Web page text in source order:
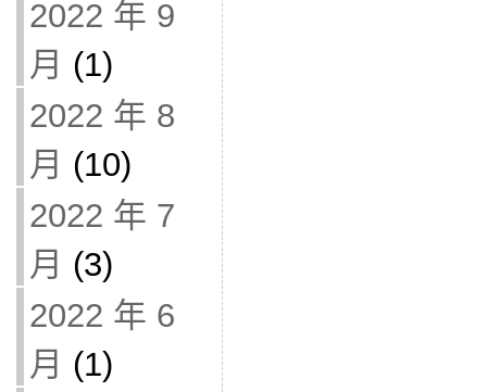
2022 年 9
月 (1)
2022 年 8
月 (10)
2022 年 7
月 (3)
2022 年 6
月 (1)